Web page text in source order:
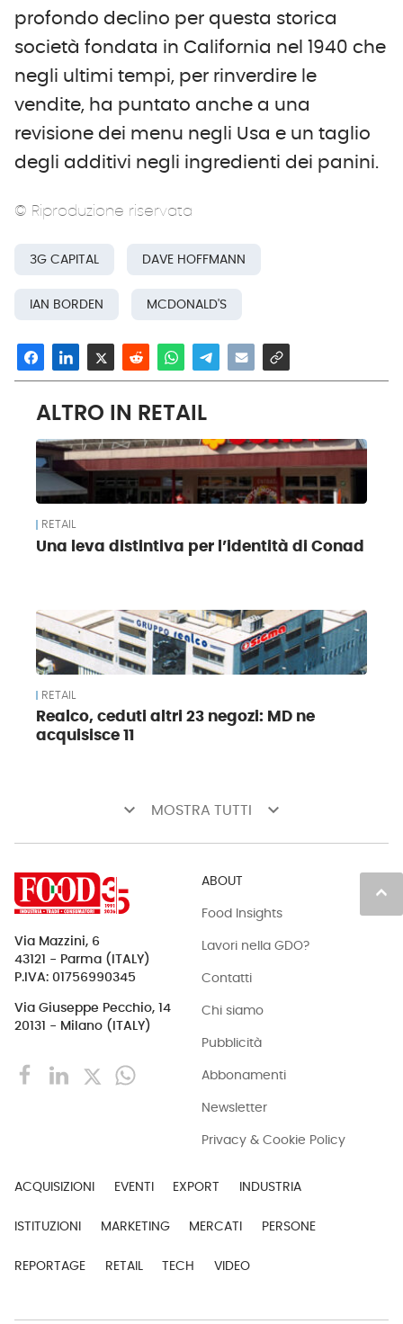
profondo declino per questa storica
società fondata in California nel 1940 che
negli ultimi tempi, per rinverdire le
vendite, ha puntato anche a una
revisione dei menu negli Usa e un taglio
degli additivi negli ingredienti dei panini.
© Riproduzione riservata
3G CAPITAL DAVE HOFFMANN
IAN BORDEN MCDONALD'S
ALTRO IN RETAIL
RETAIL
Una leva distintiva per l’identità di Conad
RETAIL
Realco, ceduti altri 23 negozi: MD ne
acquisisce 11
keyboard_arrow_down MOSTRA TUTTI keyboard_arrow_down
keyboard_arrow_up
Via Mazzini, 6
43121 - Parma (ITALY)
P.IVA: 01756990345
Via Giuseppe Pecchio, 14
20131 - Milano (ITALY)
ABOUT
Food Insights
Lavori nella GDO?
Contatti
Chi siamo
Pubblicità
Abbonamenti
Newsletter
Privacy & Cookie Policy
ACQUISIZIONI EVENTI EXPORT INDUSTRIA
ISTITUZIONI MARKETING MERCATI PERSONE
REPORTAGE RETAIL TECH VIDEO